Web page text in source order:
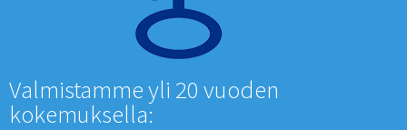
Valmistamme yli 20 vuoden
kokemuksella: